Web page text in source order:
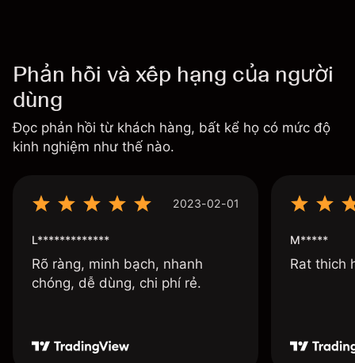
Phản hồi và xếp hạng của người
dùng
Đọc phản hồi từ khách hàng, bất kể họ có mức độ
kinh nghiệm như thế nào.
2023-02-01
L*************
Rõ ràng, minh bạch, nhanh
chóng, dễ dùng, chi phí rẻ.
M*****
Rat thich